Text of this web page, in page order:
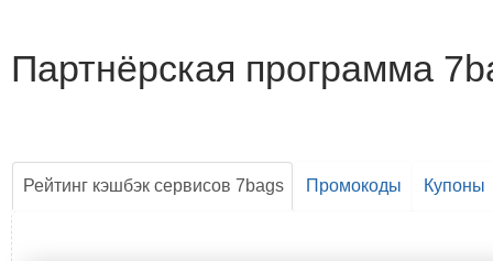
Партнёрская программа
Рейтинг кэшбэк сервисов 7bags Промокоды Купоны